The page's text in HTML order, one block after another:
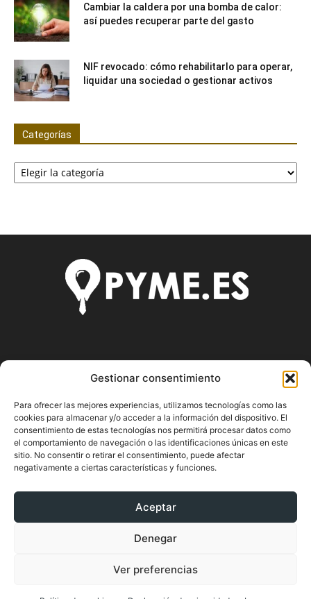
Gestionar consentimiento
Para ofrecer las mejores experiencias, utilizamos tecnologías como las
cookies para almacenar y/o acceder a la información del dispositivo. El
consentimiento de estas tecnologías nos permitirá procesar datos como
el comportamiento de navegación o las identificaciones únicas en este
sitio. No consentir o retirar el consentimiento, puede afectar
negativamente a ciertas características y funciones.
Aceptar
Denegar
Ver preferencias
Cambiar la caldera por una bomba de calor:
así puedes recuperar parte del gasto
NIF revocado: cómo rehabilitarlo para operar,
liquidar una sociedad o gestionar activos
Categorías
Categorías
Pyme.es es el portal web donde podrás mantenerte
actualizado de todas las noticias y novedades sobre la
economía en España y el mundo, así como donde podrás
conseguir toda la información necesaria sobre
emprendimiento.
SÍGUENOS